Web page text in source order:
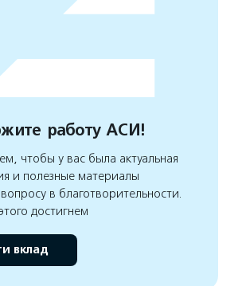
работу АСИ!
чтобы у вас была актуальная
и полезные материалы
в благотворительности.
достигнем
вклад